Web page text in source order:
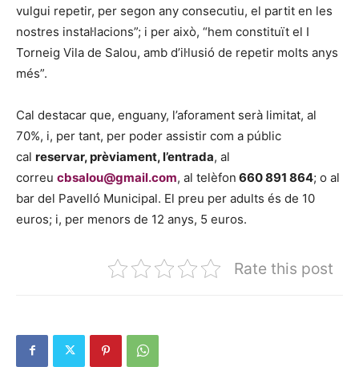
vulgui repetir, per segon any consecutiu, el partit en les
nostres instal·lacions”; i per això, “hem constituït el I
Torneig Vila de Salou, amb d’il·lusió de repetir molts anys
més”.
Cal destacar que, enguany, l’aforament serà limitat, al
70%, i, per tant, per poder assistir com a públic
cal reservar, prèviament, l’entrada, al
correu cbsalou@gmail.com, al telèfon 660 891 864; o al
bar del Pavelló Municipal. El preu per adults és de 10
euros; i, per menors de 12 anys, 5 euros.
Rate this post